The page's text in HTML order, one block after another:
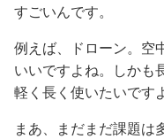
すごいんです。
例えば、ドローン。空
いいですよね。しかも
軽く長く使いたいです
まあ、まだまだ課題は